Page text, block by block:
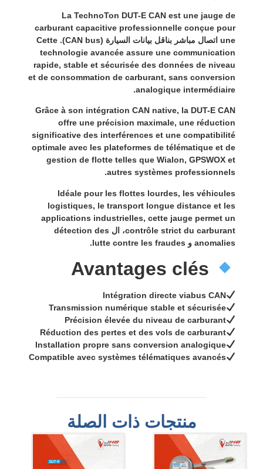
LaTechnoTon DUT-E CAN est une jauge de
carburant capacitive professionnelle conçue pour
une اتصال مباشر بناقل بيانات السيارة (CAN bus)
. Cette
technologie avancée assure une communication
rapide, stable et sécurisée des données de niveau
et de consommation de carburant, sans conversion
analogique intermédiaire.
Grâce à son intégration CAN native, la DUT-E CAN
offre une précision maximale, une réduction
significative des interférences et une compatibilité
optimale avec les plateformes de télématique et de
gestion de flotte telles queWialon,GPSWOX et
autres systèmes professionnels.
Idéale pour les flottes lourdes, les véhicules
logistiques, le transport longue distance et les
applications industrielles, cette jauge permet un
contrôle strict du carburant، ال détection des
anomaliesو lutte contre les fraudes
.
Avantages clés
Intégration directe viabus CAN
Transmission numérique stable et sécurisée
Précision élevée du niveau de carburant
Réduction des pertes et des vols de carburant
Installation propre sans conversion analogique
Compatible avec systèmes télématiques avancés
منتجات ذات الصلة